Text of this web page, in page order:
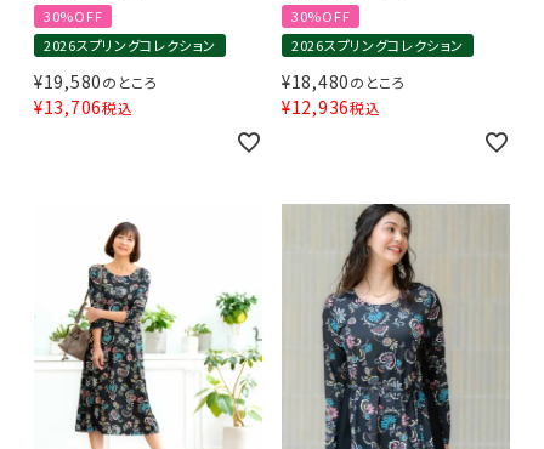
30%OFF
2026スプリングコレクション
¥19,580のところ
¥13,706税込
30%OFF
2026スプリングコレクション
¥18,480のところ
¥12,936税込